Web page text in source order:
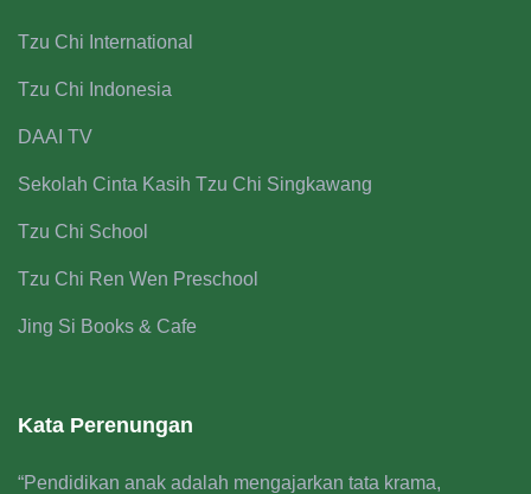
Tzu Chi International
Tzu Chi Indonesia
DAAI TV
Sekolah Cinta Kasih Tzu Chi Singkawang
Tzu Chi School
Tzu Chi Ren Wen Preschool
Jing Si Books & Cafe
Kata Perenungan
“Pendidikan anak adalah mengajarkan tata krama,